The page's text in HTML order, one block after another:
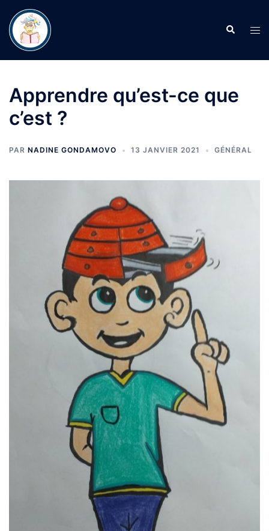
au
contenu
Apprendre qu’est-ce que
c’est ?
PAR NADINE GONDAMOVO 13 JANVIER 2021 GÉNÉRAL